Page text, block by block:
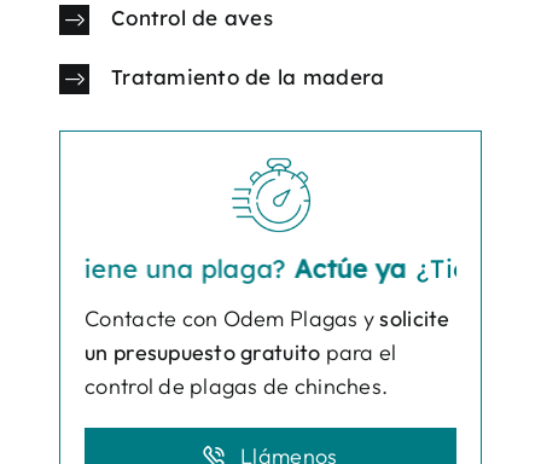
Control de aves
Tratamiento de la madera
una plaga?Actúe ya ¿Tiene una
Contacte con Odem Plagas ysolicite
un presupuesto gratuito para el
control de plagas de chinches.
Llámenos